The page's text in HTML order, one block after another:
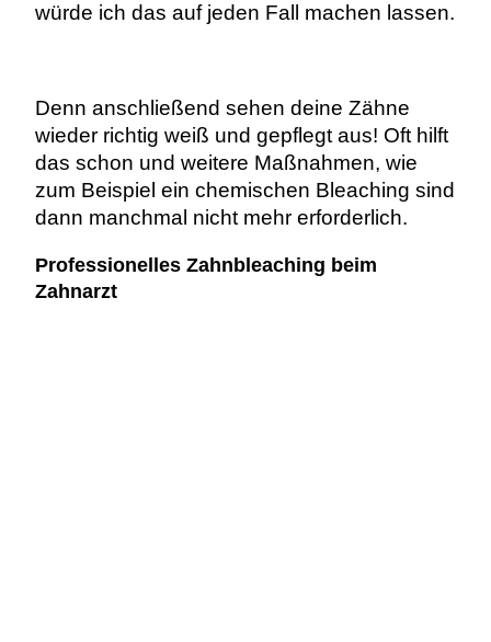
würde ich das auf jeden Fall machen lassen.
Denn anschließend sehen deine Zähne
wieder richtig weiß und gepflegt aus! Oft hilft
das schon und weitere Maßnahmen, wie
zum Beispiel ein chemischen Bleaching sind
dann manchmal nicht mehr erforderlich.
Professionelles Zahnbleaching beim
Zahnarzt